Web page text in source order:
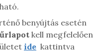
benyújtás esetén
kell megfelelően
ide kattintva